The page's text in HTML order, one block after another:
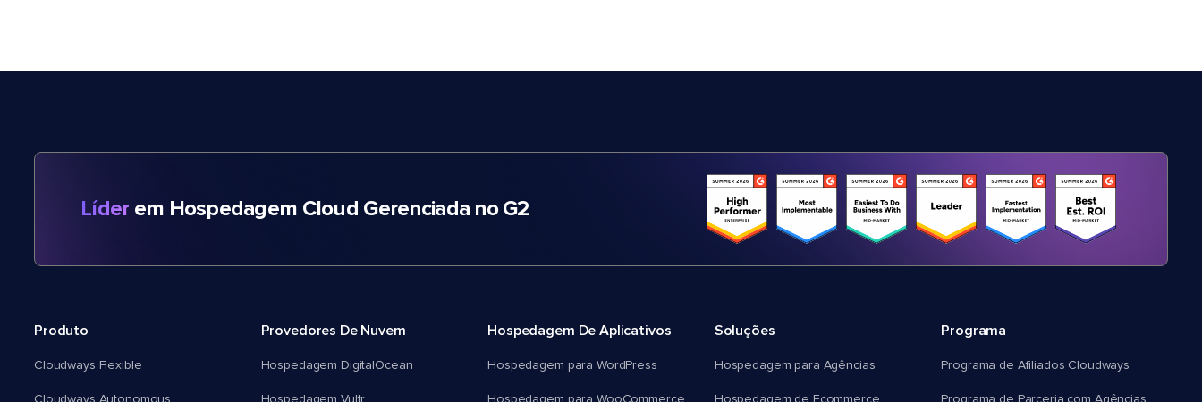
Líder em Hospedagem Cloud Gerenciada no G2
Produto
Cloudways Flexible
Provedores De Nuvem
Hospedagem DigitalOcean
Hospedagem De Aplicativos
Hospedagem para WordPress
Soluções
Hospedagem para Agências
Programa
Programa de Afiliados Cloudways